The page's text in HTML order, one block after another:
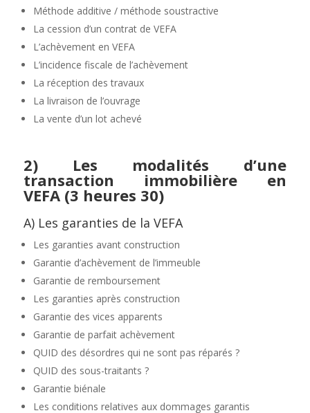
Méthode additive / méthode soustractive
La cession d’un contrat de VEFA
L’achèvement en VEFA
L’incidence fiscale de l’achèvement
La réception des travaux
La livraison de l’ouvrage
La vente d’un lot achevé
2) Les modalités d’une
transaction immobilière en
VEFA (3 heures 30)
A) Les garanties de la VEFA
Les garanties avant construction
Garantie d’achèvement de l’immeuble
Garantie de remboursement
Les garanties après construction
Garantie des vices apparents
Garantie de parfait achèvement
QUID des désordres qui ne sont pas réparés ?
QUID des sous-traitants ?
Garantie biénale
Les conditions relatives aux dommages garantis